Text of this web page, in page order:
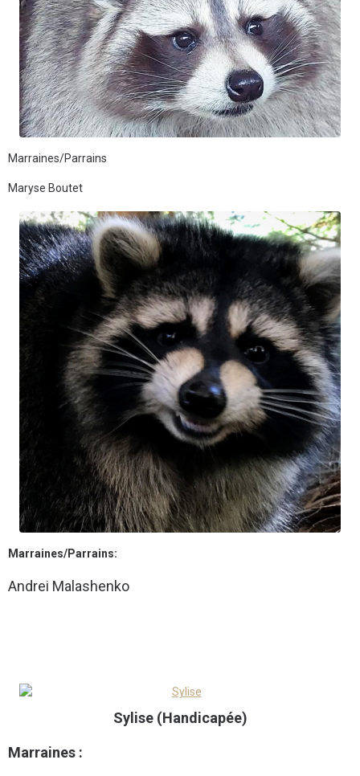
Marraines/Parrains
Maryse Boutet
Marraines/Parrains:
Andrei Malashenko
Sylise (Handicapée)
Marraines :